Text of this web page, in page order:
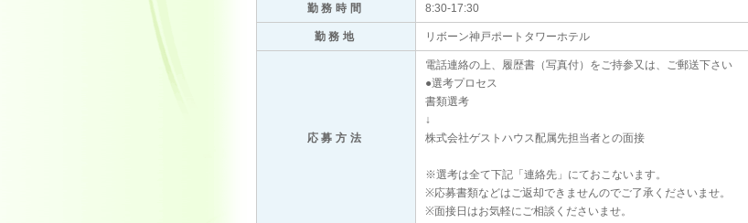
勤務時間 8:30-17:30
勤務地 リボーン神戸ポートタワーホテル
応募方法
電話連絡の上、履歴書（写真付）をご持参又は、ご郵送下さい
●選考プロセス
書類選考
↓
株式会社ゲストハウス配属先担当者との面接
※選考は全て下記「連絡先」にておこないます。
※応募書類などはご返却できませんのでご了承くださいませ。
※面接日はお気軽にご相談くださいませ。